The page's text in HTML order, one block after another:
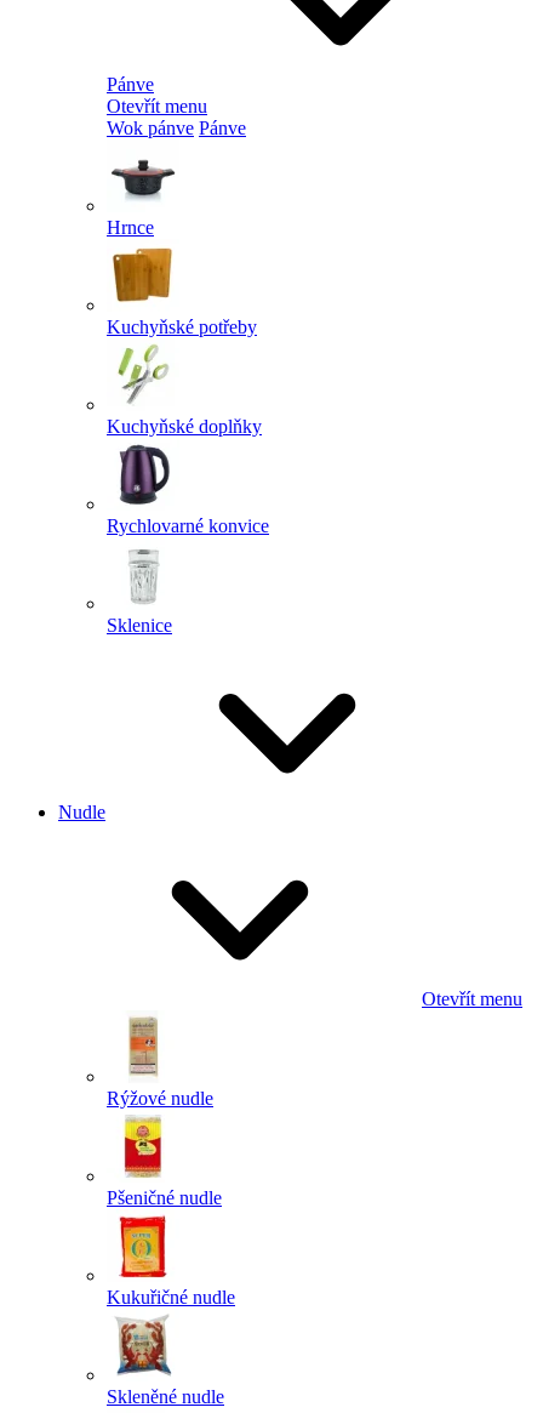
Pánve
Otevřít menu
Wok pánve Pánve
Hrnce
Kuchyňské potřeby
Kuchyňské doplňky
Rychlovarné konvice
Sklenice
Nudle
Otevřít menu
Rýžové nudle
Pšeničné nudle
Kukuřičné nudle
Skleněné nudle